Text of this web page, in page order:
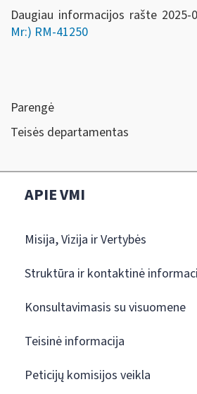
Daugiau informacijos rašte 2025-
Mr:) RM-41250
Parengė
Teisės departamentas
APIE VMI
Misija, Vizija ir Vertybės
Struktūra ir kontaktinė
Konsultavimasis su visuomene
Teisinė informacija
Peticijų komisijos veikla